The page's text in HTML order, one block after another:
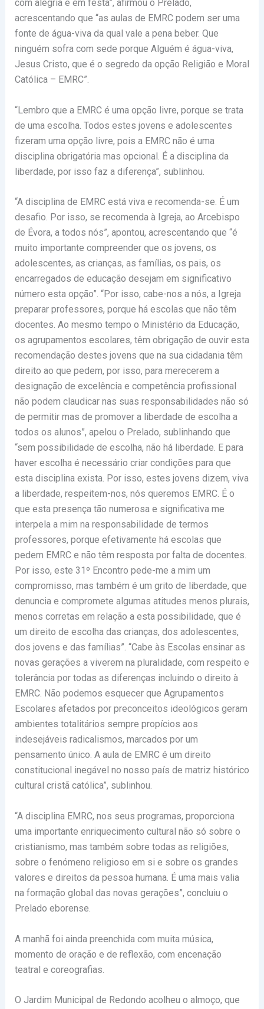
com alegria e em festa”, afirmou o Prelado,
acrescentando que “as aulas de EMRC podem ser uma
fonte de água-viva da qual vale a pena beber. Que
ninguém sofra com sede porque Alguém é água-viva,
Jesus Cristo, que é o segredo da opção Religião e Moral
Católica – EMRC”.
“Lembro que a EMRC é uma opção livre, porque se trata
de uma escolha. Todos estes jovens e adolescentes
fizeram uma opção livre, pois a EMRC não é uma
disciplina obrigatória mas opcional. É a disciplina da
liberdade, por isso faz a diferença”, sublinhou.
“A disciplina de EMRC está viva e recomenda-se. É um
desafio. Por isso, se recomenda à Igreja, ao Arcebispo
de Évora, a todos nós”, apontou, acrescentando que “é
muito importante compreender que os jovens, os
adolescentes, as crianças, as famílias, os pais, os
encarregados de educação desejam em significativo
número esta opção”. “Por isso, cabe-nos a nós, a Igreja
preparar professores, porque há escolas que não têm
docentes. Ao mesmo tempo o Ministério da Educação,
os agrupamentos escolares, têm obrigação de ouvir esta
recomendação destes jovens que na sua cidadania têm
direito ao que pedem, por isso, para merecerem a
designação de excelência e competência profissional
não podem claudicar nas suas responsabilidades não só
de permitir mas de promover a liberdade de escolha a
todos os alunos”, apelou o Prelado, sublinhando que
“sem possibilidade de escolha, não há liberdade. E para
haver escolha é necessário criar condições para que
esta disciplina exista. Por isso, estes jovens dizem, viva
a liberdade, respeitem-nos, nós queremos EMRC. É o
que esta presença tão numerosa e significativa me
interpela a mim na responsabilidade de termos
professores, porque efetivamente há escolas que
pedem EMRC e não têm resposta por falta de docentes.
Por isso, este 31º Encontro pede-me a mim um
compromisso, mas também é um grito de liberdade, que
denuncia e compromete algumas atitudes menos plurais,
menos corretas em relação a esta possibilidade, que é
um direito de escolha das crianças, dos adolescentes,
dos jovens e das famílias”. “Cabe às Escolas ensinar as
novas gerações a viverem na pluralidade, com respeito e
tolerância por todas as diferenças incluindo o direito à
EMRC. Não podemos esquecer que Agrupamentos
Escolares afetados por preconceitos ideológicos geram
ambientes totalitários sempre propícios aos
indesejáveis radicalismos, marcados por um
pensamento único. A aula de EMRC é um direito
constitucional inegável no nosso país de matriz histórico
cultural cristã católica”, sublinhou.
“A disciplina EMRC, nos seus programas, proporciona
uma importante enriquecimento cultural não só sobre o
cristianismo, mas também sobre todas as religiões,
sobre o fenómeno religioso em si e sobre os grandes
valores e direitos da pessoa humana. É uma mais valia
na formação global das novas gerações”, concluiu o
Prelado eborense.
A manhã foi ainda preenchida com muita música,
momento de oração e de reflexão, com encenação
teatral e coreografias.
O Jardim Municipal de Redondo acolheu o almoço, que